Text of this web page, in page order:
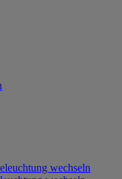
wechseln